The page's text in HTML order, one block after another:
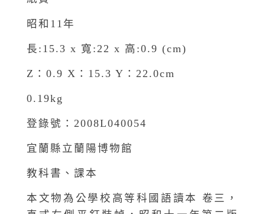
昭和11年
長:15.3 x 寬:22 x 高:0.9 (cm)
Z：0.9 X：15.3 Y：22.0cm
0.19kg
登錄號：2008L040054
宜蘭縣立蘭陽博物館
教科書、課本
本文物為公學校高等科國語讀本 卷三，